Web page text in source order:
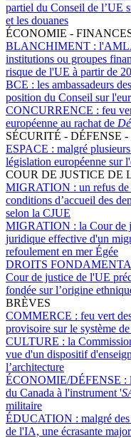
partiel du Conseil de l’UE
et les douanes
ÉCONOMIE -
BLANCHIMENT :
institutions ou groupes
risque de l'UE à partir de
BCE : les ambassadeurs
position du Conseil sur
CONCURRENCE : feu
européenne au rachat de
SÉCURITÉ - DÉFENSE -
ESPACE : malgré
législation européenne sur
COUR DE JUSTICE DE
MIGRATION : un refus
conditions d’accueil des
selon la CJUE
MIGRATION : la Cour de
juridique effective d'un
refoulement en mer Égée
DROITS
Cour de justice de l'UE
fondée sur l’origine
BRÈVES
COMMERCE : feu vert
provisoire sur le système
CULTURE : la
vue d'un dispositif
l’architecture
ÉCONOMIE/DÉFENSE :
du Canada à l'instrument '
militaire
ÉDUCATION : malgré
de l'IA, une écrasante